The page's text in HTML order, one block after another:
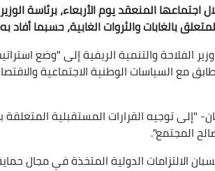
المنعقد يوم الأربعاء، برئاسة
بالغابات والثروات الغابية، حسبما أفاد به
والتنمية الريفية إلى "وضع
مع السياسات الوطنية الاجتماعية
توجيه القرارات المستقبلية المتعلقة
المجتمع".
الالتزامات الدولية المتخذة في مجال